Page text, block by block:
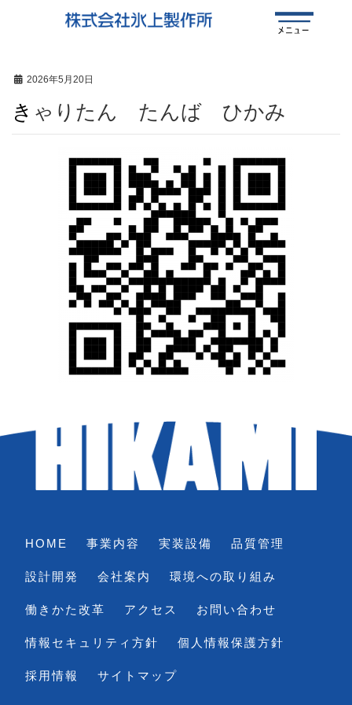
2026年5月20日
きゃりたん たんば ひかみ
HOME 事業内容 実装設備 品質管理
設計開発 会社案内 環境への取り組み
働きかた改革 アクセス お問い合わせ
情報セキュリティ方針 個人情報保護方針
採用情報 サイトマップ